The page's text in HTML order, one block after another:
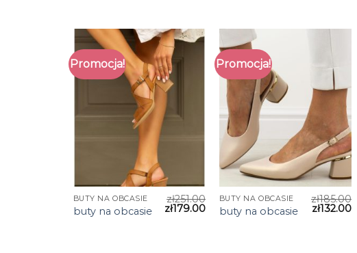
Promocja!
BUTY NA OBCASIE
buty na obcasie
zł251.00
zł179.00
Promocja!
BUTY NA OBCASIE
buty na obcasie
zł185.00
zł132.00